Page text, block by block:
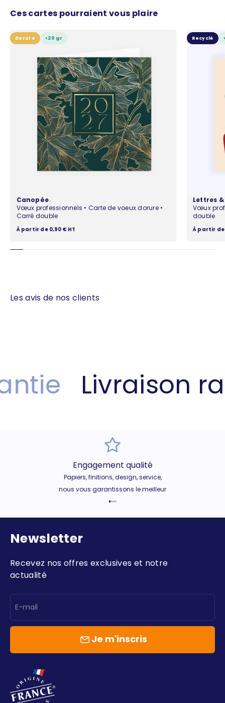
Ces cartes pourraient vous plaire
Dorure <20 gr
Canopée
Vœux professionnels • Carte de voeux dorure •
Carré double
Prix de vente
À partir de 0,90 € HT
Recyclé
Lettres
Vœux
double
Prix de
À partir de
Les avis de nos clients
Livraison
Engagement qualité
Papiers, finitions, design, service,
nous vous garantissons le meilleur
Newsletter
Recevez nos offres exclusives et notre
actualité
E-mail
Je m'inscris